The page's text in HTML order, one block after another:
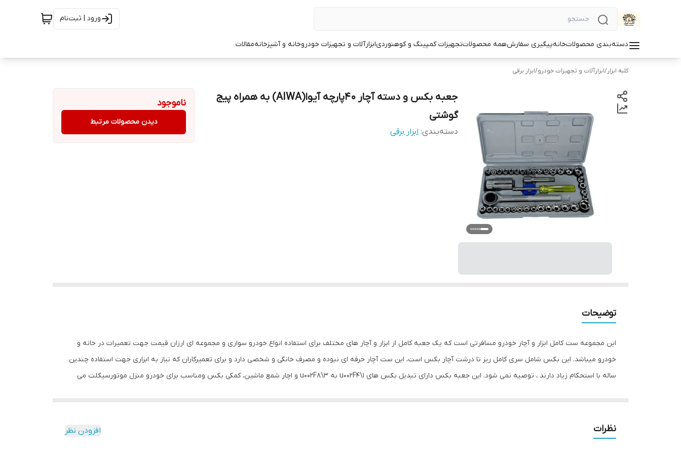
ورود | ثبت‌نام
دسته‌بندی محصولاتخانهپیگیری سفارشهمه محصولاتتجهیزات کمپینگ و کوهنوردیابزارآلات و تجهیزات خودروخانه و آشپزخانهمقالات
کلبه ابزار/ابزارآلات و تجهیزات خودرو/ابزار برقی
جعبه بکس و دسته آچار 40پارچه آیوا(AIWA) به همراه پیج
گوشتی
دسته‌بندی: ابزار برقی
ناموجود
دیدن محصولات مرتبط
توضیحات
این مجموعه ست کامل ابزار و آچار خودرو مسافرتی است که یک جعبه کامل از ابزار و آچار های مختلف برای استفاده انواع خودرو سواری و مجموعه ای ارزان قیمت جهت تعمیرات در خانه و
خودرو میباشد. این بکس شامل سری کامل ریز تا درشت آچار بکس است، این ست آچار حرفه ای نبوده و مصرف خانگی و شخصی دارد و برای تعمیرکاران که نیاز به ابزاری جهت استفاده چندین
ساله با استحکام زیاد دارند ، توصیه نمی شود. این جعبه بکس دارای تبدیل بکس های 1\u002F4 به 3\u002F8 و اچار شمع ماشین، کمکی بکس ومناسب برای خودرو منزل موتورسیکلت می
نظرات افزودن نظر